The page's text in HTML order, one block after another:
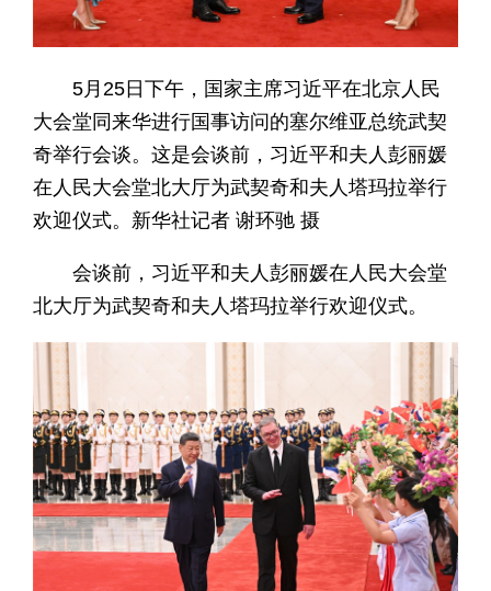
5月25日下午，国家主席习近平在北京人民
大会堂同来华进行国事访问的塞尔维亚总统武契
奇举行会谈。这是会谈前，习近平和夫人彭丽媛
在人民大会堂北大厅为武契奇和夫人塔玛拉举行
欢迎仪式。新华社记者 谢环驰 摄
会谈前，习近平和夫人彭丽媛在人民大会堂
北大厅为武契奇和夫人塔玛拉举行欢迎仪式。